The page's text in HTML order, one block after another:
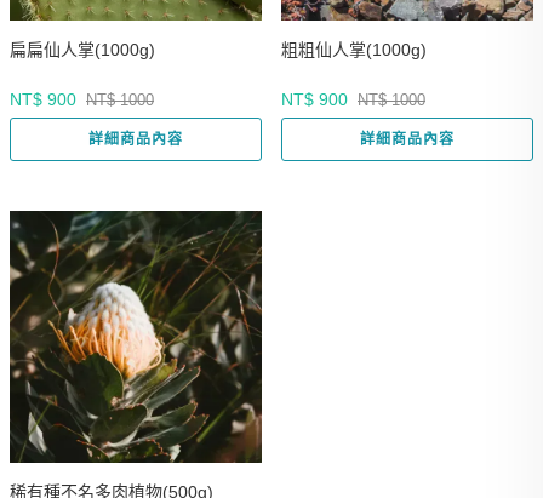
扁扁仙人掌(1000g)
NT$ 900 NT$ 1000
詳細商品內容
粗粗仙人掌(1000g)
NT$ 900 NT$ 1000
詳細商品內容
稀有種不名多肉植物(500g)